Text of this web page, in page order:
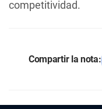
competitividad.
Compartir la nota: